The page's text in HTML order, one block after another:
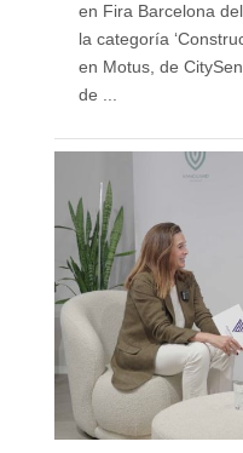
en Fira Barcelona
la categoría
en Motus, de
de ...